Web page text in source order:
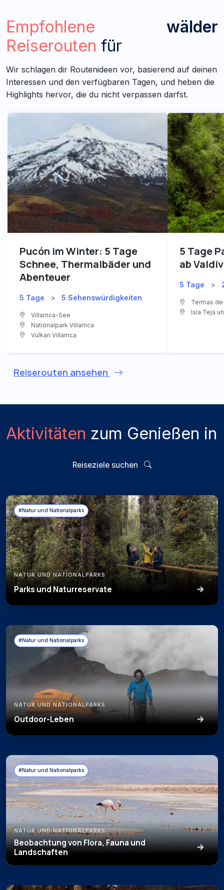
Empfohlene
Reiserouten für
wälder
Wir schlagen dir Routenideen vor, basierend auf deinen
Interessen und den verfügbaren Tagen, und heben die
Highlights hervor, die du nicht verpassen darfst.
Pucón im Winter: 5 Tage
Schnee, Thermalbäder und
Abenteuer
5 Tage > 5 Sehenswürdigkeiten
Villarrica-See
Nationalpark Villarrica
Vulkan Villarrica
5 Tage
ab
5 Tage >
Termas
Isla Teja
Reiserouten ansehen
Aktivitäten zum Genießen in
Reiseziele suchen
#Natur und Nationalparks
NATUR UND NATIONALPARKS
Parks und Naturreservate
#Natur und Nationalparks
NATUR UND NATIONALPARKS
Outdoor-Leben
#Natur und Nationalparks
NATUR UND NATIONALPARKS
Beobachtung von Flora, Fauna und
Landschaften